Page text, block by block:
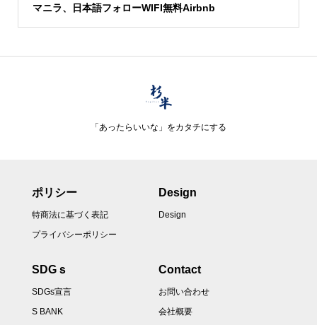
マニラ、日本語フォローWIFI無料Airbnb
「あったらいいな」をカタチにする
ポリシー
特商法に基づく表記
プライバシーポリシー
Design
Design
SDGｓ
SDGs宣言
S BANK
Contact
お問い合わせ
会社概要